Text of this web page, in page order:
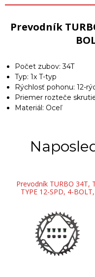
Prevodník
Počet zubov: 34T
Typ: 1x T-typ
Rýchlosť pohonu: 12-
Priemer rozteče
Materiál: Oceľ
Prevodník TURBO 34T,
TYPE 12-SPD, 4-BOLT,